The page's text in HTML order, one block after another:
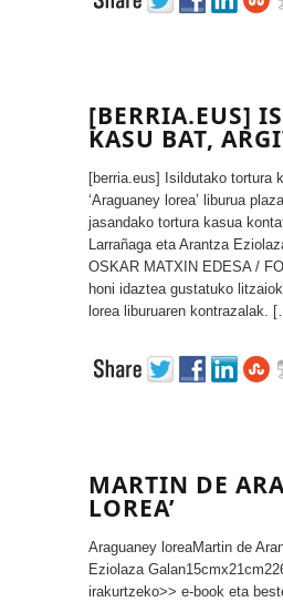
[BERRIA.EUS]
KASU BAT,
[berria.eus] Isildutako tortura
‘Araguaney lorea’ liburua
jasandako tortura kasua
Larrañaga eta Arantza
OSKAR MATXIN EDESA /
honi idaztea gustatuko
lorea liburuaren kontrazalak.
MARTIN DE
LOREA’
Araguaney loreaMartin de
Eziolaza
irakurtzeko>> e-book eta